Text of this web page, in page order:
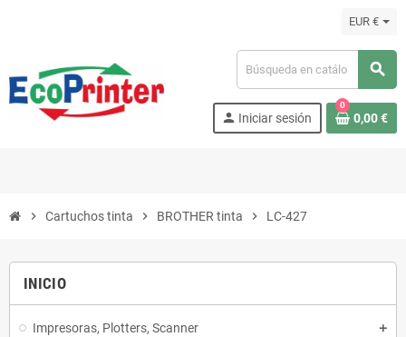
EUR €
search
person Iniciar sesión
0
0,00 €
chevron_right Cartuchos tinta chevron_right BROTHER tinta chevron_right LC-427
INICIO
Impresoras, Plotters, Scanner